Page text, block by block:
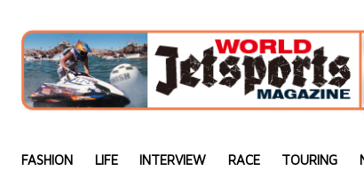
FASHION LIFE INTERVIEW RACE TOURING